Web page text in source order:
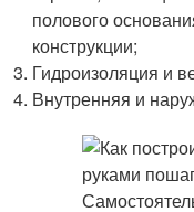
полового
конструкции;
Гидроизоляция и
Внутренняя и